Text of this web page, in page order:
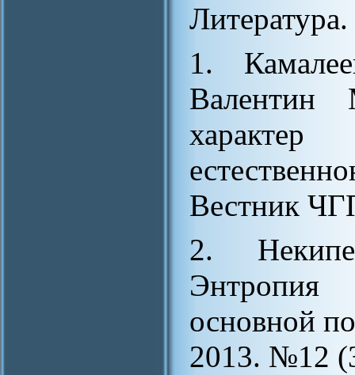
Литература.
1.
Валентин
Вестник
2.
основной
2013. №12